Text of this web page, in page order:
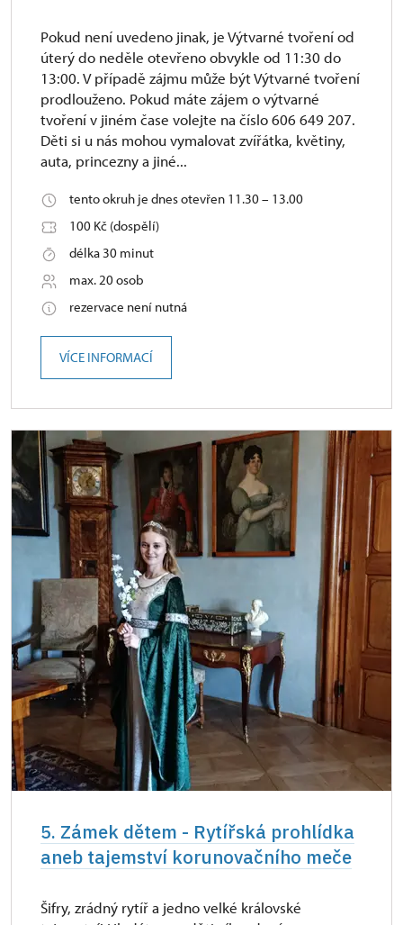
Pokud není uvedeno jinak, je Výtvarné tvoření od
úterý do neděle otevřeno obvykle od 11:30 do
13:00. V případě zájmu může být Výtvarné tvoření
prodlouženo. Pokud máte zájem o výtvarné
tvoření v jiném čase volejte na číslo 606 649 207.
Děti si u nás mohou vymalovat zvířátka, květiny,
auta, princezny a jiné...
tento okruh je dnes otevřen 11.30 – 13.00
100 Kč (dospělí)
délka 30 minut
max. 20 osob
rezervace není nutná
VÍCE INFORMACÍ
5. Zámek dětem - Rytířská prohlídka
aneb tajemství korunovačního meče
Šifry, zrádný rytíř a jedno velké královské